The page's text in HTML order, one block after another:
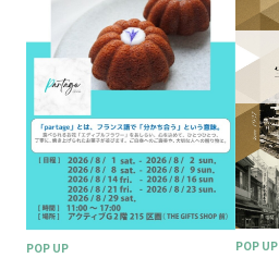
POP UP
POP UP